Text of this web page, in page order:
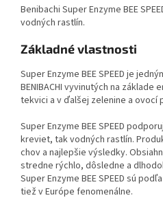
Benibachi Super Enzyme BEE
vodných rastlín.
Základné vlastnosti
Super Enzyme BEE SPEED je
BENIBACHI vyvinutých na základe
tekvici a v ďalšej zelenine a
Super Enzyme BEE SPEED
kreviet, tak vodných rastlín.
chov a najlepšie výsledky.
stredne rýchlo, dôsledne a
Super Enzyme BEE SPEED sú
tiež v Európe fenomenálne.